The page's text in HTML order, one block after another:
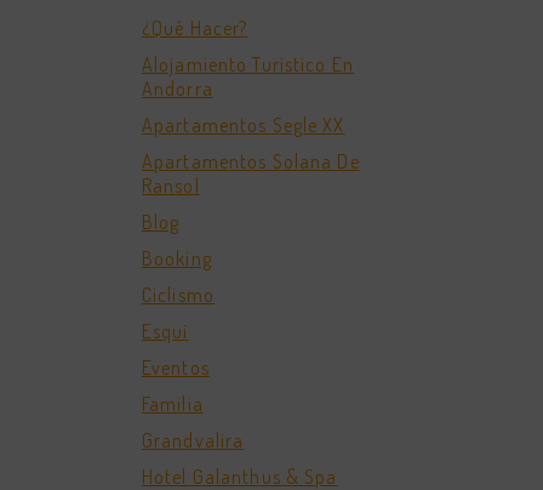
¿Qué Hacer?
Alojamiento Turistico En
Andorra
Apartamentos Segle XX
Apartamentos Solana De
Ransol
Blog
Booking
Ciclismo
Esqui
Eventos
Familia
Grandvalira
Hotel Galanthus & Spa